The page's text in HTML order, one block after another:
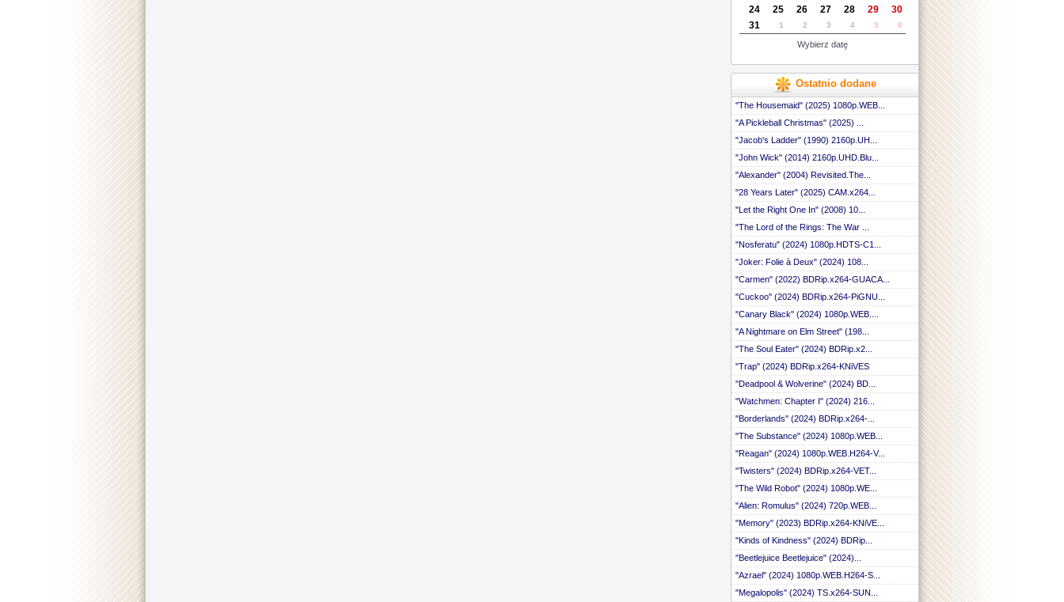
24
25 26 27 28 29
30
31
1 2 3 4 5 6
Wybierz datę
Ostatnio dodane
"The Housemaid" (2025) 1080p.WEB...
"A Pickleball Christmas" (2025) ...
"Jacob's Ladder" (1990) 2160p.UH...
"John Wick" (2014) 2160p.UHD.Blu...
"Alexander" (2004) Revisited.The...
"28 Years Later" (2025) CAM.x264...
"Let the Right One In" (2008) 10...
"The Lord of the Rings: The War ...
"Nosferatu" (2024) 1080p.HDTS-C1...
"Joker: Folie à Deux" (2024) 108...
"Carmen" (2022) BDRip.x264-GUACA...
"Cuckoo" (2024) BDRip.x264-PiGNU...
"Canary Black" (2024) 1080p.WEB....
"A Nightmare on Elm Street" (198...
"The Soul Eater" (2024) BDRip.x2...
"Trap" (2024) BDRip.x264-KNiVES
"Deadpool & Wolverine" (2024) BD...
"Watchmen: Chapter I" (2024) 216...
"Borderlands" (2024) BDRip.x264-...
"The Substance" (2024) 1080p.WEB...
"Reagan" (2024) 1080p.WEB.H264-V...
"Twisters" (2024) BDRip.x264-VET...
"The Wild Robot" (2024) 1080p.WE...
"Alien: Romulus" (2024) 720p.WEB...
"Memory" (2023) BDRip.x264-KNiVE...
"Kinds of Kindness" (2024) BDRip...
"Beetlejuice Beetlejuice" (2024)...
"Azrael" (2024) 1080p.WEB.H264-S...
"Megalopolis" (2024) TS.x264-SUN...